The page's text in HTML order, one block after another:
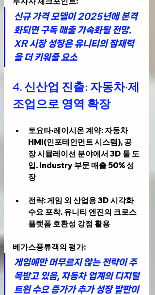
신규 가격 모델이 2025년에 본격
화되면 구독 매출 가속화될 전망.
XR 시장 성장은 유니티의 잠재력
을 더 키워줄 요소
4. 신산업 진출: 자동차·제
조업으로 영역 확장
토요타·레이시온 계약: 자동차
HMI(인포테인먼트 시스템), 공
장 시뮬레이션 분야에서 3D 툴 도
입. Industry 부문 매출 50% 성
장
전략: 게임 외 산업용 3D 시각화
수요 포착. 유니티 엔진의 크로스
플랫폼 호환성 강점 활용
베가스풍류객의 평가:
게임에만 머무르지 않는 전략이 주
목받고 있음, 자동차 업계의 디지털
트윈 수요 증가가 추가 성장 발판이